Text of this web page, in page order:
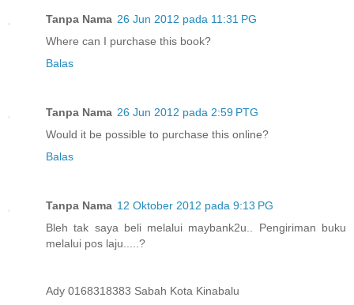
Tanpa Nama 26 Jun 2012 pada 11:31 PG
Where can I purchase this book?
Balas
Tanpa Nama 26 Jun 2012 pada 2:59 PTG
Would it be possible to purchase this online?
Balas
Tanpa Nama 12 Oktober 2012 pada 9:13 PG
Bleh tak saya beli melalui maybank2u.. Pengiriman buku
melalui pos laju.....?
Ady 0168318383 Sabah Kota Kinabalu